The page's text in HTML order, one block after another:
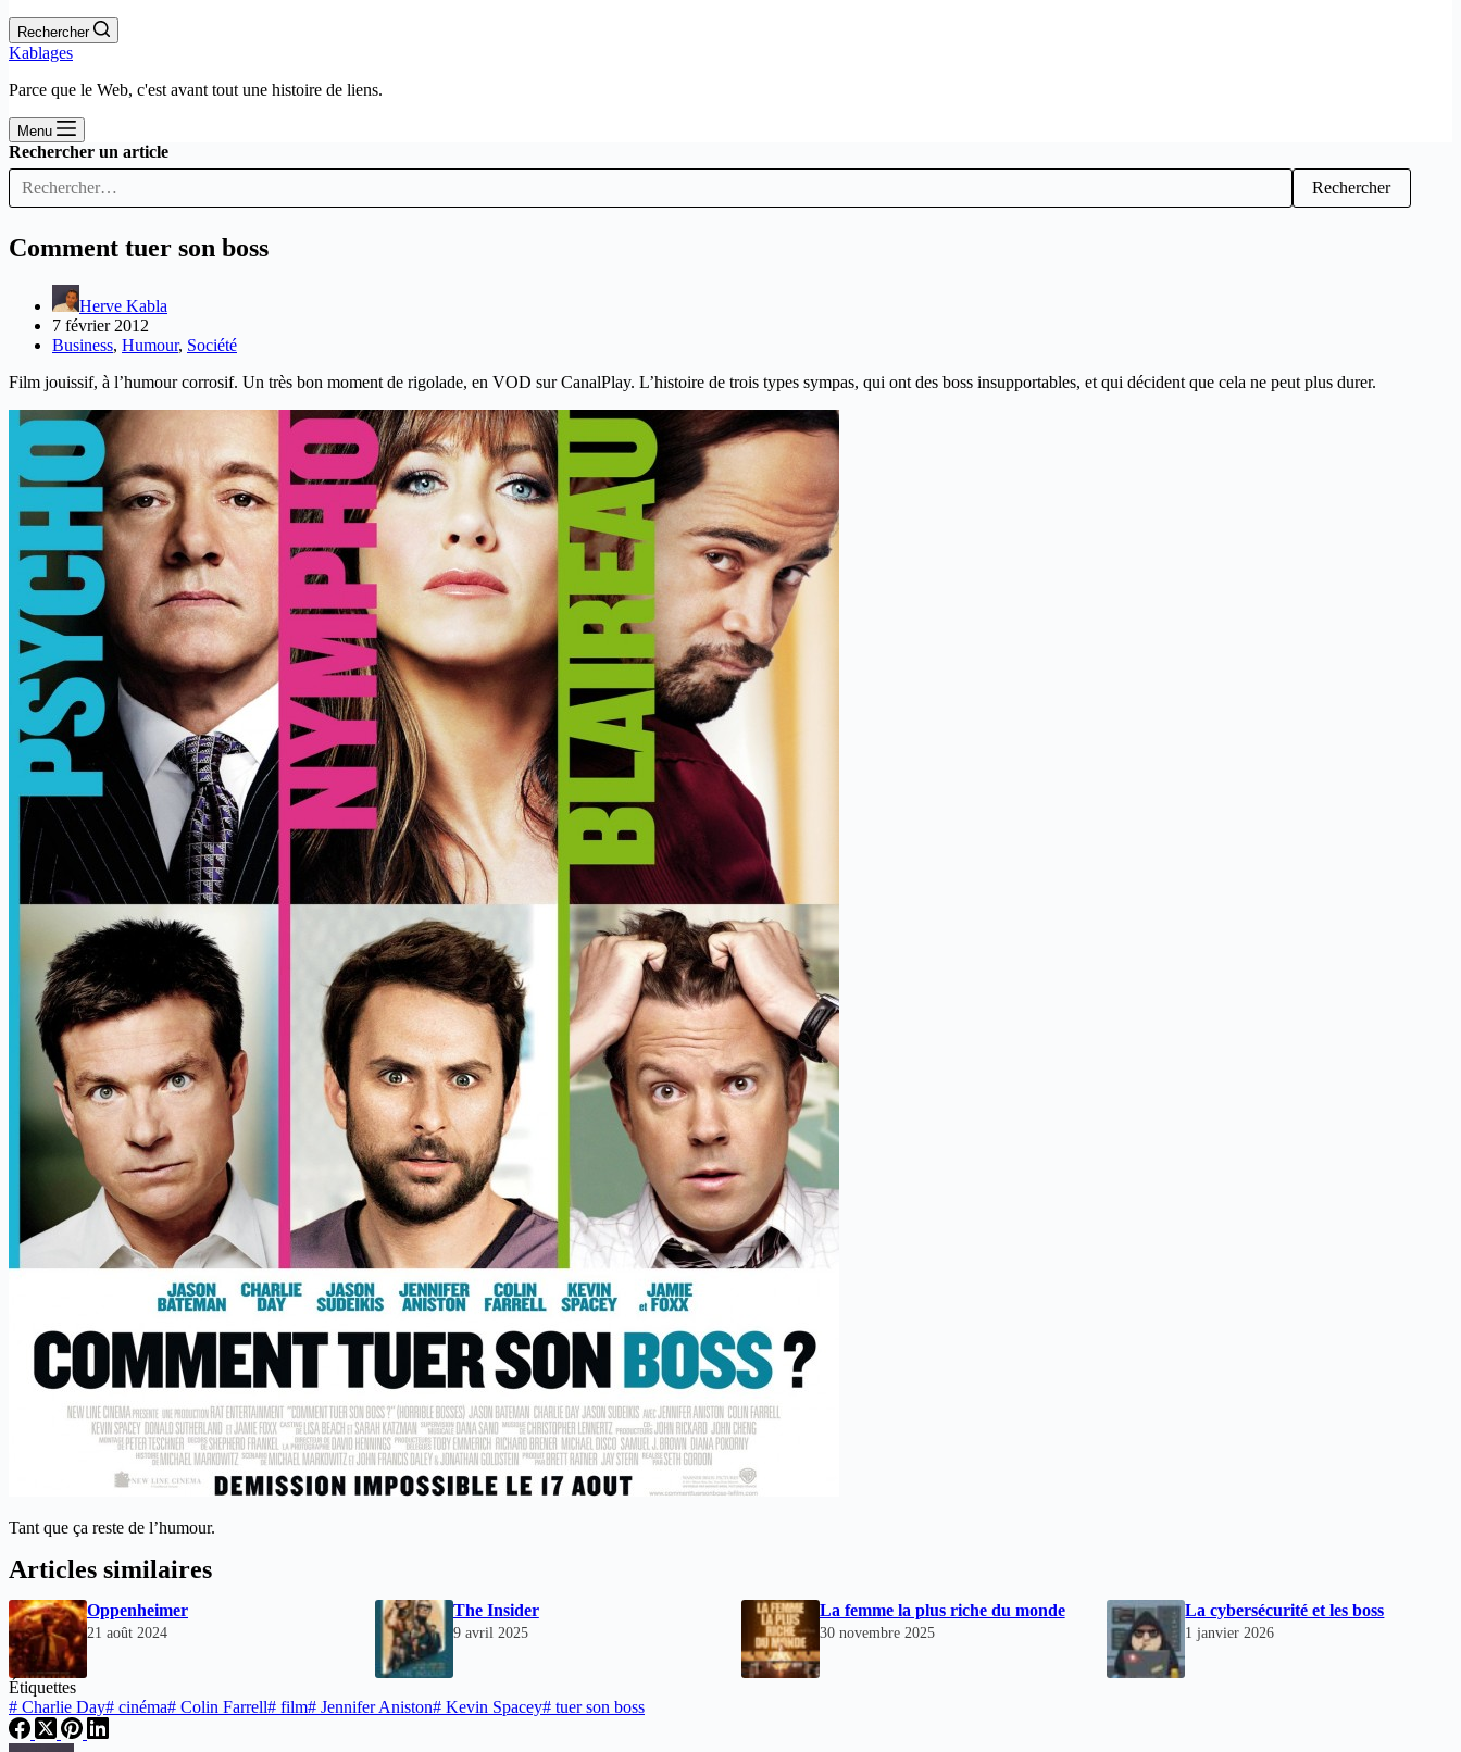
Rechercher
Kablages
Parce que le Web, c'est avant tout une histoire de liens.
Menu
Rechercher un article
Rechercher
Comment tuer son boss
Herve Kabla
7 février 2012
Business, Humour, Société
Film jouissif, à l’humour corrosif. Un très bon moment de rigolade, en VOD sur CanalPlay. L’histoire de trois types sympas, qui ont des boss insupportables, et qui décident que cela ne peut plus durer.
Tant que ça reste de l’humour.
Articles similaires
Oppenheimer
21 août 2024
The Insider
9 avril 2025
La femme la plus riche du monde
30 novembre 2025
La cybersécurité et les boss
1 janvier 2026
Étiquettes
# Charlie Day# cinéma# Colin Farrell# film# Jennifer Aniston# Kevin Spacey# tuer son boss